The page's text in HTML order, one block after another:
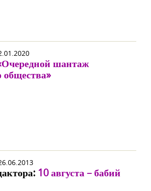
шантаж
общества»
10 августа – бабий